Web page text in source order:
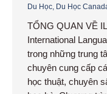
Du Học Du Học
TỔNG QUAN VỀ
International
trong những trung
chuyên cung cấp
học thuật, chuyên